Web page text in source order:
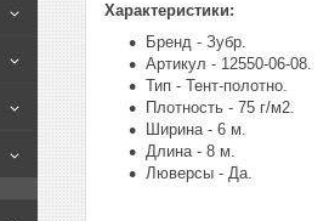
Характеристики:
Бренд - Зубр.
Артикул - 12550-06-08.
Тип - Тент-полотно.
Плотность - 75 г/м2.
Ширина - 6 м.
Длина - 8 м.
Люверсы - Да.